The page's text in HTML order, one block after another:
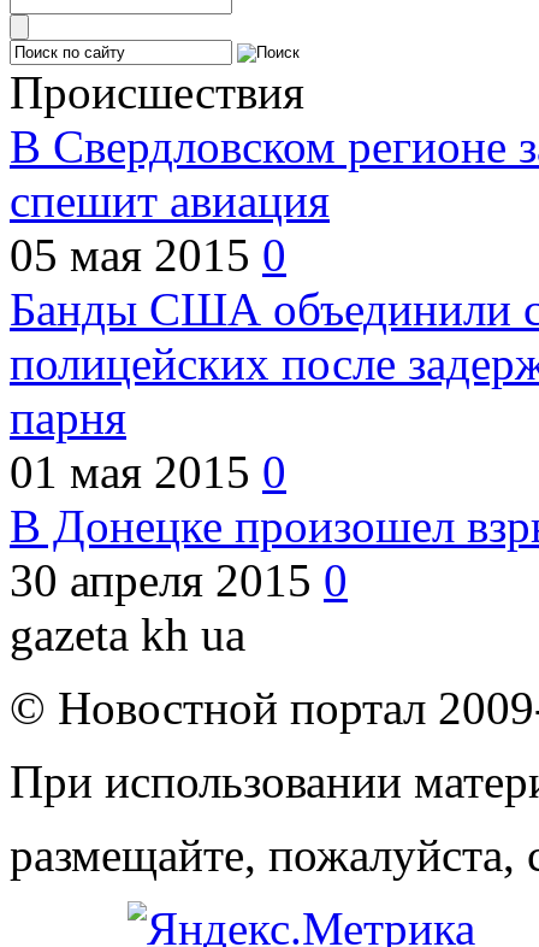
Происшествия
В Свердловском регионе
спешит авиация
05 мая 2015 0
Банды США объединили
полицейских после
парня
01 мая 2015 0
В Донецке произошел
30 апреля 2015 0
gazeta kh ua
© Новостной портал
При использовании
размещайте, пожалуйста,